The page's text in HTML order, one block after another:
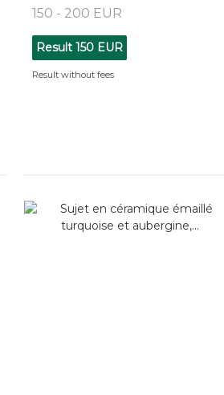
150 - 200 EUR
Result 150 EUR
Result without fees